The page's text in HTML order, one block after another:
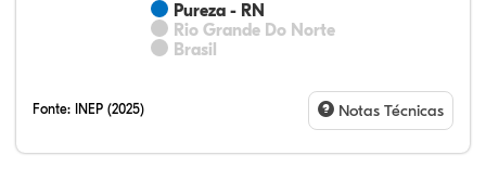
Pureza - RN
Rio Grande Do Norte
Brasil
Fonte: INEP (2025) Notas Técnicas